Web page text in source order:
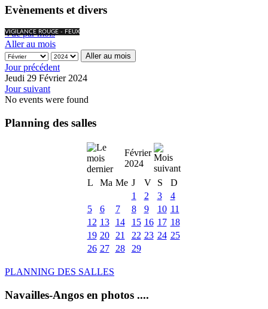
Evènements et divers
VIGILANCE ROUGE - FEUX
Vue par mois
Aller au mois
Aller au mois
Jour précédent
Jeudi 29 Février 2024
Jour suivant
No events were found
Planning des salles
Février
2024
L
Ma Me J V S
D
1
2 3
4
5
6 7 8 9 10 11
12 13 14 15 16 17 18
19 20 21 22 23 24 25
26 27 28 29
PLANNING DES SALLES
Navailles-Angos en photos ....